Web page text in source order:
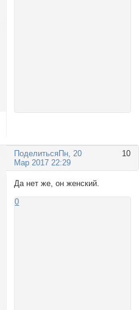
Поделиться 10
Пн, 20
Мар 2017 22:29
Да нет же, он женский.
0